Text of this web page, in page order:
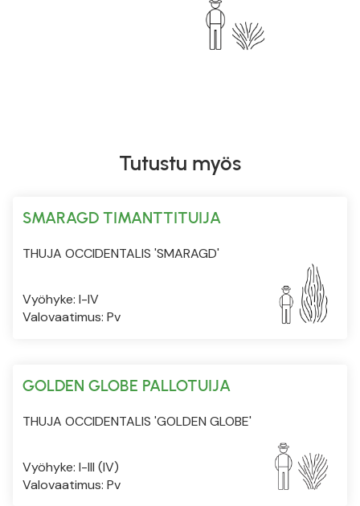
Tutustu myös
SMARAGD TIMANTTITUIJA
THUJA OCCIDENTALIS 'SMARAGD'
Vyöhyke: I-IV
Valovaatimus: Pv
GOLDEN GLOBE PALLOTUIJA
THUJA OCCIDENTALIS 'GOLDEN GLOBE'
Vyöhyke: I-III (IV)
Valovaatimus: Pv